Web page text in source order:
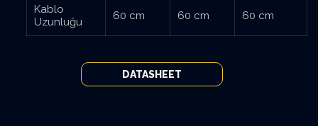
Kablo
Uzunluğu
60 cm 60 cm 60 cm
DATASHEET